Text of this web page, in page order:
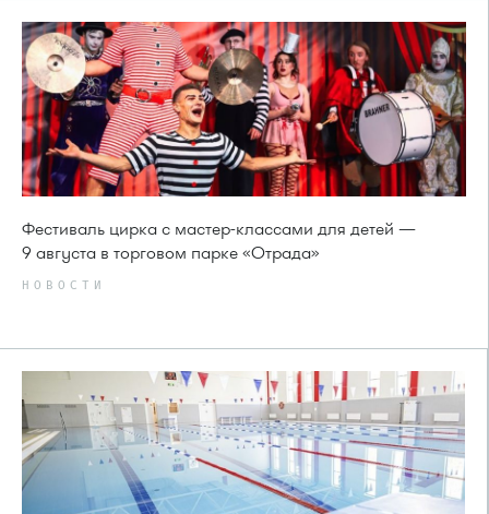
Фестиваль цирка с мастер-классами для детей —
9 августа в торговом парке «Отрада»
НОВОСТИ